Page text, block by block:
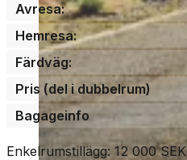
Avresa:
Hemresa:
Färdväg:
Pris (del i dubbelrum)
Bagageinfo
Enkelrumstillägg: 12 000 SEK